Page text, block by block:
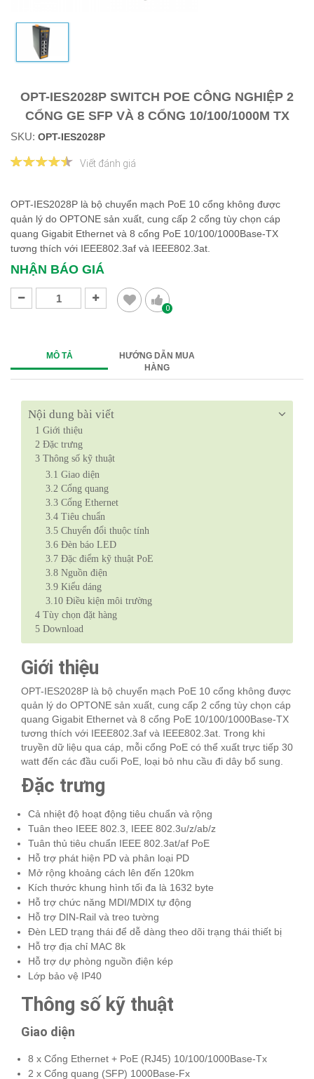
OPT-IES2028P SWITCH POE CÔNG NGHIỆP 2
CỔNG GE SFP VÀ 8 CỔNG 10/100/1000M TX
SKU: OPT-IES2028P
Viết đánh giá
OPT-IES2028P là bộ chuyển mạch PoE 10 cổng không được
quản lý do OPTONE sản xuất, cung cấp 2 cổng tùy chọn cáp
quang Gigabit Ethernet và 8 cổng PoE 10/100/1000Base-TX
tương thích với IEEE802.3af và IEEE802.3at.
NHẬN BÁO GIÁ
0
MÔ TẢ
HƯỚNG DẪN MUA
HÀNG
Nội dung bài viết
1 Giới thiệu
2 Đặc trưng
3 Thông số kỹ thuật
3.1 Giao diện
3.2 Cổng quang
3.3 Cổng Ethernet
3.4 Tiêu chuẩn
3.5 Chuyển đổi thuộc tính
3.6 Đèn báo LED
3.7 Đặc điểm kỹ thuật PoE
3.8 Nguồn điện
3.9 Kiểu dáng
3.10 Điều kiện môi trường
4 Tùy chọn đặt hàng
5 Download
Giới thiệu
OPT-IES2028P là bộ chuyển mạch PoE 10 cổng không được
quản lý do OPTONE sản xuất, cung cấp 2 cổng tùy chọn cáp
quang Gigabit Ethernet và 8 cổng PoE 10/100/1000Base-TX
tương thích với IEEE802.3af và IEEE802.3at. Trong khi
truyền dữ liệu qua cáp, mỗi cổng PoE có thể xuất trực tiếp 30
watt đến các đầu cuối PoE, loại bỏ nhu cầu đi dây bổ sung.
Đặc trưng
Cả nhiệt độ hoạt động tiêu chuẩn và rộng
Tuân theo IEEE 802.3, IEEE 802.3u/z/ab/z
Tuân thủ tiêu chuẩn IEEE 802.3at/af PoE
Hỗ trợ phát hiện PD và phân loại PD
Mở rộng khoảng cách lên đến 120km
Kích thước khung hình tối đa là 1632 byte
Hỗ trợ chức năng MDI/MDIX tự động
Hỗ trợ DIN-Rail và treo tường
Đèn LED trạng thái để dễ dàng theo dõi trạng thái thiết bị
Hỗ trợ địa chỉ MAC 8k
Hỗ trợ dự phòng nguồn điện kép
Lớp bảo vệ IP40
Thông số kỹ thuật
Giao diện
8 x Cổng Ethernet + PoE (RJ45) 10/100/1000Base-Tx
2 x Cổng quang (SFP) 1000Base-Fx